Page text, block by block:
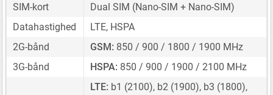
SIM-kort
Dual SIM (Nano-SIM + Nano-SIM)
Datahastighed
LTE, HSPA
2G-bånd
GSM: 850 / 900 / 1800 / 1900 MHz
3G-bånd
HSPA: 850 / 900 / 1900 / 2100 MHz
LTE: b1 (2100), b2 (1900), b3 (1800),